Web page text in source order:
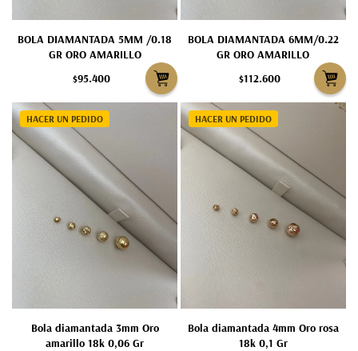
BOLA DIAMANTADA 5MM /0.18
GR ORO AMARILLO
$95.400
BOLA DIAMANTADA 6MM/0.22
GR ORO AMARILLO
$112.600
HACER UN PEDIDO
Bola diamantada 3mm Oro
amarillo 18k 0,06 Gr
HACER UN PEDIDO
Bola diamantada 4mm Oro rosa
18k 0,1 Gr